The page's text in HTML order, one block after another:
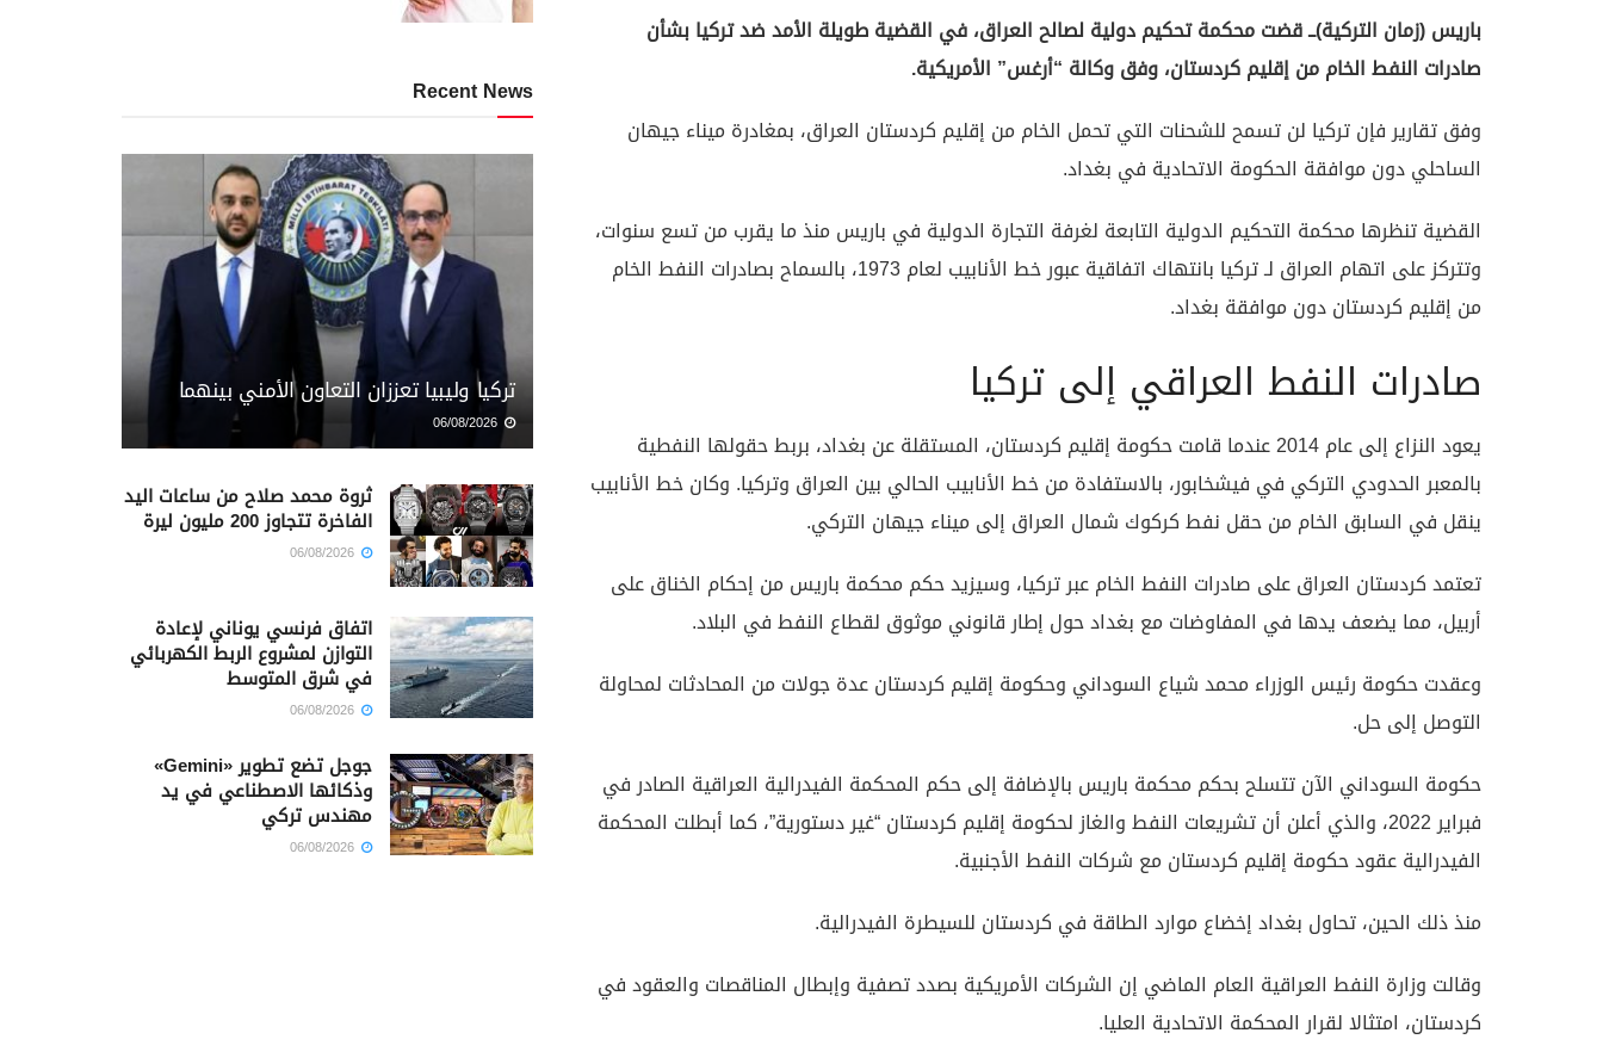
باريس (زمان التركية)ــ قضت محكمة تحكيم دولية لصالح العراق، في القضية طويلة الأمد ضد تركيا بشأن
صادرات النفط الخام من إقليم كردستان، وفق وكالة “أرغس” الأمريكية.
وفق تقارير فإن تركيا لن تسمح للشحنات التي تحمل الخام من إقليم كردستان العراق، بمغادرة ميناء جيهان
الساحلي دون موافقة الحكومة الاتحادية في بغداد.
القضية تنظرها محكمة التحكيم الدولية التابعة لغرفة التجارة الدولية في باريس منذ ما يقرب من تسع سنوات،
وتتركز على اتهام العراق لـ تركيا بانتهاك اتفاقية عبور خط الأنابيب لعام 1973، بالسماح بصادرات النفط الخام
من إقليم كردستان دون موافقة بغداد.
صادرات النفط العراقي إلى تركيا
يعود النزاع إلى عام 2014 عندما قامت حكومة إقليم كردستان، المستقلة عن بغداد، بربط حقولها النفطية
بالمعبر الحدودي التركي في فيشخابور، بالاستفادة من خط الأنابيب الحالي بين العراق وتركيا. وكان خط الأنابيب
ينقل في السابق الخام من حقل نفط كركوك شمال العراق إلى ميناء جيهان التركي.
تعتمد كردستان العراق على صادرات النفط الخام عبر تركيا، وسيزيد حكم محكمة باريس من إحكام الخناق على
أربيل، مما يضعف يدها في المفاوضات مع بغداد حول إطار قانوني موثوق لقطاع النفط في البلاد.
وعقدت حكومة رئيس الوزراء محمد شياع السوداني وحكومة إقليم كردستان عدة جولات من المحادثات لمحاولة
التوصل إلى حل.
حكومة السوداني الآن تتسلح بحكم محكمة باريس بالإضافة إلى حكم المحكمة الفيدرالية العراقية الصادر في
فبراير 2022، والذي أعلن أن تشريعات النفط والغاز لحكومة إقليم كردستان “غير دستورية”، كما أبطلت المحكمة
الفيدرالية عقود حكومة إقليم كردستان مع شركات النفط الأجنبية.
منذ ذلك الحين، تحاول بغداد إخضاع موارد الطاقة في كردستان للسيطرة الفيدرالية.
وقالت وزارة النفط العراقية العام الماضي إن الشركات الأمريكية بصدد تصفية وإبطال المناقصات والعقود في
كردستان، امتثالا لقرار المحكمة الاتحادية العليا.
Recent News
تركيا وليبيا تعززان التعاون الأمني بينهما
ثروة محمد صلاح من ساعات اليد
الفاخرة تتجاوز 200 مليون ليرة
اتفاق فرنسي يوناني لإعادة
التوازن لمشروع الربط الكهربائي
في شرق المتوسط
جوجل تضع تطوير «Gemini»
وذكائها الاصطناعي في يد
مهندس تركي